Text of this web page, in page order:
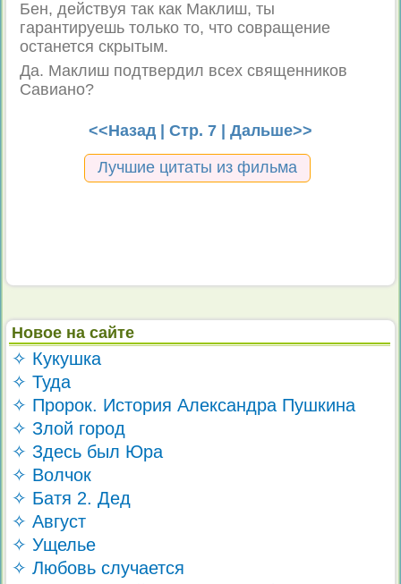
Бен, действуя так как Маклиш, ты
гарантируешь только то, что совращение
останется скрытым.
Да. Маклиш подтвердил всех священников
Савиано?
<<Назад | Стр. 7 | Дальше>>
Лучшие цитаты из фильма
Новое на сайте
✧ Кукушка
✧ Туда
✧ Пророк. История Александра Пушкина
✧ Злой город
✧ Здесь был Юра
✧ Волчок
✧ Батя 2. Дед
✧ Август
✧ Ущелье
✧ Любовь случается